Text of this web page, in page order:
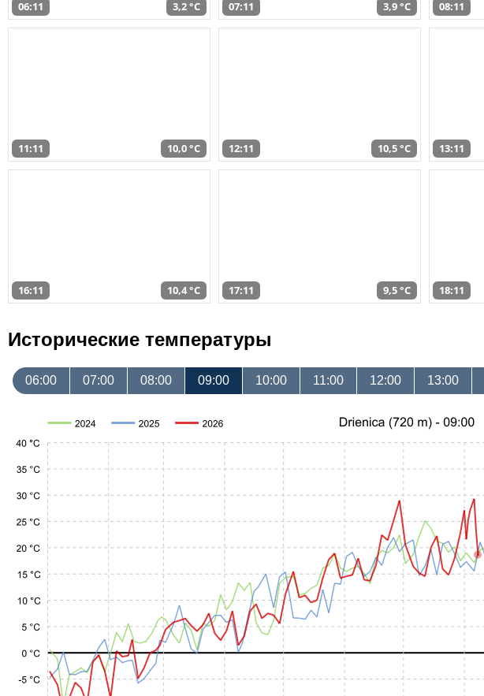
06:11 3,2 °C 07:11 3,9 °C 08:11
11:11 10,0 °C 12:11 10,5 °C 13:11
16:11 10,4 °C 17:11 9,5 °C 18:11
Исторические температуры
06:00 07:00 08:00 09:00 10:00 11:00 12:00 13:00